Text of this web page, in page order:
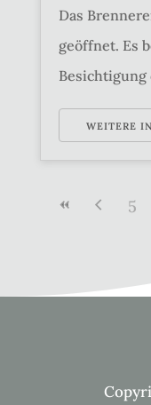
Das
geöffnet. Es
WEITERE
5